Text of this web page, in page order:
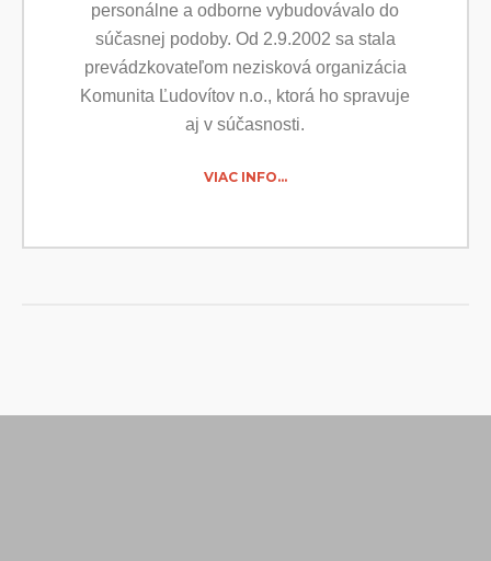
personálne a odborne vybudovávalo do
súčasnej podoby. Od 2.9.2002 sa stala
prevádzkovateľom nezisková organizácia
Komunita Ľudovítov n.o., ktorá ho spravuje
aj v súčasnosti.
VIAC INFO…